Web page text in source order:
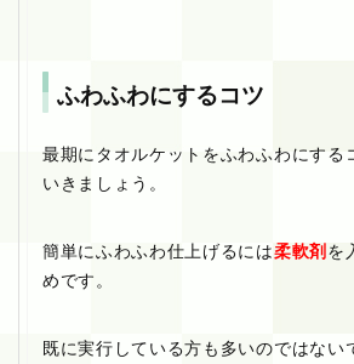
ふわふわにするコツ
最期にタオルケットをふわふわにする
いきましょう。
簡単にふわふわ仕上げるには柔軟剤を
めです。
既に実行している方も多いのではない